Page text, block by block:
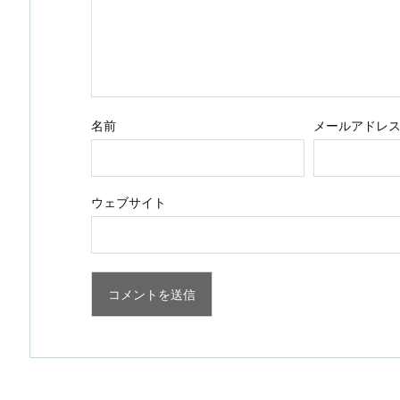
名前 メールアドレス
ウェブサイト